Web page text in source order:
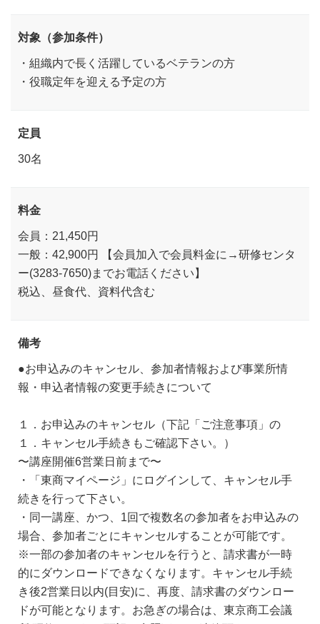
対象（参加条件）
・組織内で長く活躍しているベテランの方
・役職定年を迎える予定の方
定員
30名
料金
会員：21,450円
一般：42,900円 【会員加入で会員料金に→研修センタ
ー(3283-7650)までお電話ください】
税込、昼食代、資料代含む
備考
●お申込みのキャンセル、参加者情報および事業所情
報・申込者情報の変更手続きについて
１．お申込みのキャンセル（下記「ご注意事項」の
１．キャンセル手続きもご確認下さい。）
〜講座開催6営業日前まで〜
・「東商マイページ」にログインして、キャンセル手
続きを行って下さい。
・同一講座、かつ、1回で複数名の参加者をお申込みの
場合、参加者ごとにキャンセルすることが可能です。
※一部の参加者のキャンセルを行うと、請求書が一時
的にダウンロードできなくなります。キャンセル手続
き後2営業日以内(目安)に、再度、請求書のダウンロー
ドが可能となります。お急ぎの場合は、東京商工会議